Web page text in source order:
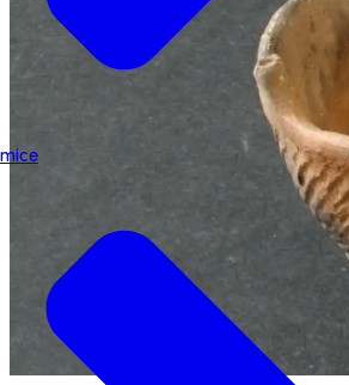
mice